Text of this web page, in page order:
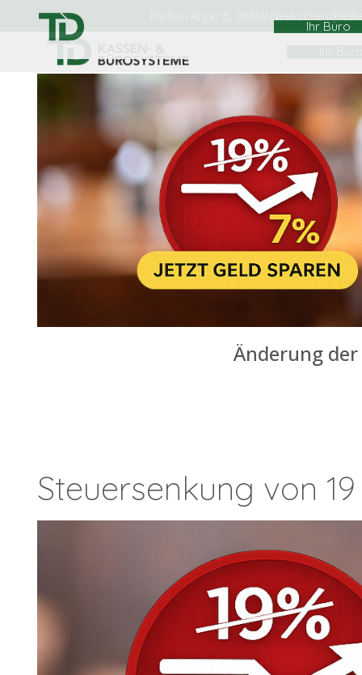
Änderung
Steuersenkung von